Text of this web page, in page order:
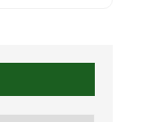
ज्यादा
में